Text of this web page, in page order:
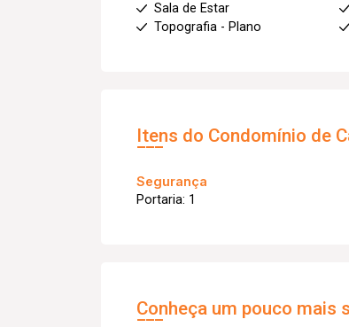
Sala de Estar
Topografia - Plano
Itens do Condomínio de
Segurança
Portaria: 1
Conheça um pouco mais